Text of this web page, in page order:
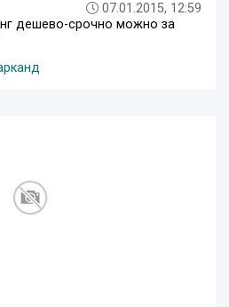
07.01.2015, 12:59
дешево-срочно можно за